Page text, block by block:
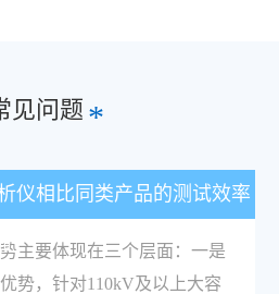
见问题 *
仪相比同类产品的测试效率
？
主要体现在三个层面：一是
势，针对110kV及以上大容